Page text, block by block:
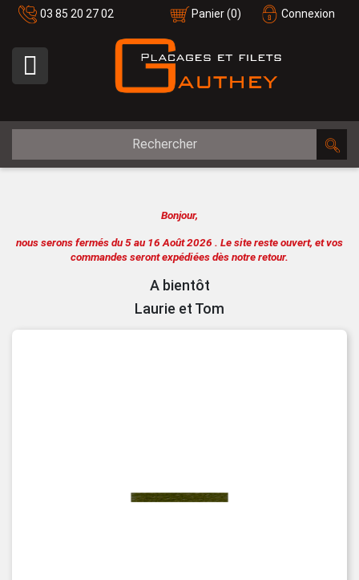
03 85 20 27 02 Connexion
Panier(0)

Bonjour,
nous serons fermés du 5 au 16 Août 2026 . Le site reste ouvert, et vos
commandes seront expédiées dès notre retour.
A bientôt
Laurie et Tom